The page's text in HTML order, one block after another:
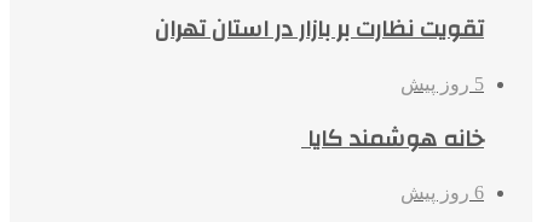
تقویت نظارت بر بازار در استان تهران
5 روز پیش
خانه هوشمند کایا
6 روز پیش